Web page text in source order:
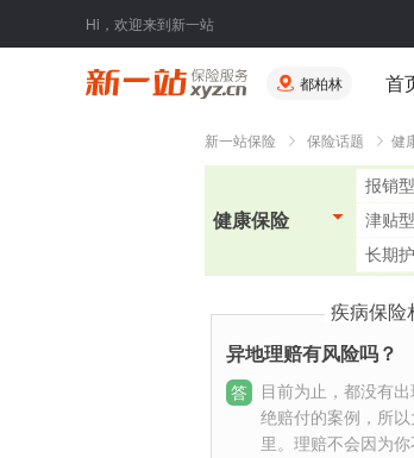
Hi，欢迎来到新一站
都柏林 首
新一站保险 保险话题 健
健康保险
报销
津贴
长期
疾病保险
异地理赔有风险吗？
答
目前为止，都没有
绝赔付的案例，所
里。理赔不会因为你